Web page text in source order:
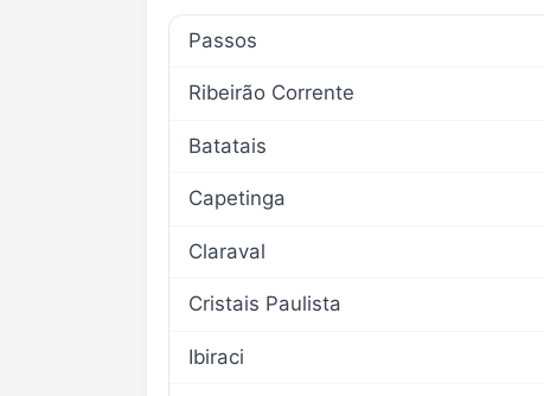
Passos
Ribeirão Corrente
Batatais
Capetinga
Claraval
Cristais Paulista
Ibiraci